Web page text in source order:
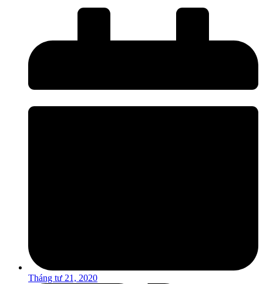
Tháng tư 21, 2020